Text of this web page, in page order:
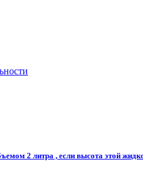
2 литра , если высота этой